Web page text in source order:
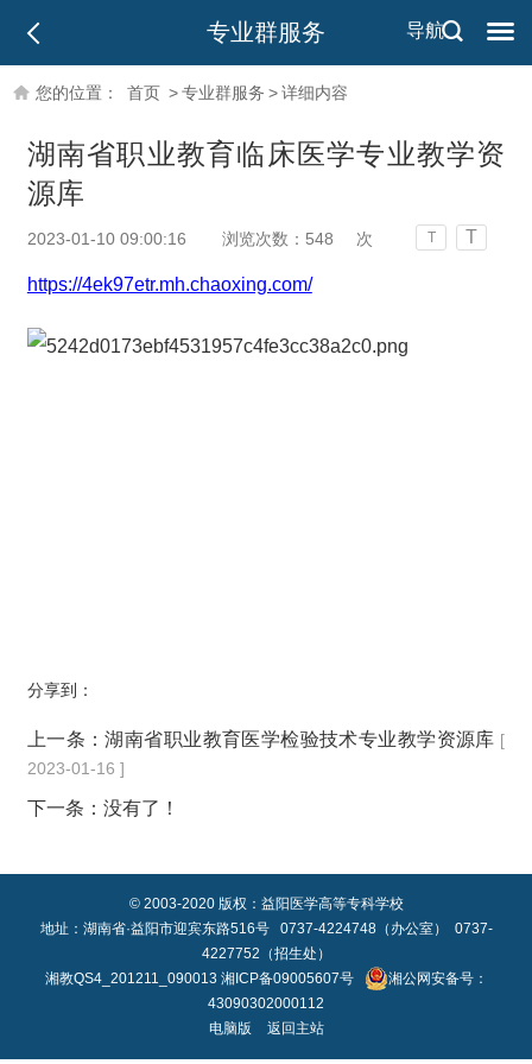
导航
专业群服务
您的位置： 首页 >专业群服务 >详细内容
湖南省职业教育临床医学专业教学资
源库
2023-01-10 09:00:16 浏览次数： 548 次 T T
https://4ek97etr.mh.chaoxing.com/
分享到：
上一条：湖南省职业教育医学检验技术专业教学资源库 [
2023-01-16 ]
下一条：没有了！
© 2003-2020 版权：益阳医学高等专科学校
地址：湖南省·益阳市迎宾东路516号 0737-4224748（办公室） 0737-
4227752（招生处）
湘教QS4_201211_090013 湘ICP备09005607号
湘公网安备号：
43090302000112
电脑版
返回主站